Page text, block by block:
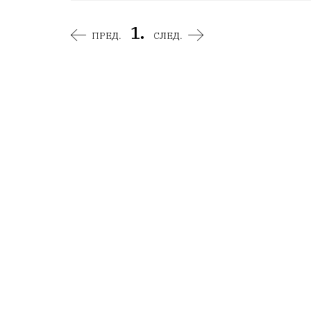
ПРЕД. 1. СЛЕД.